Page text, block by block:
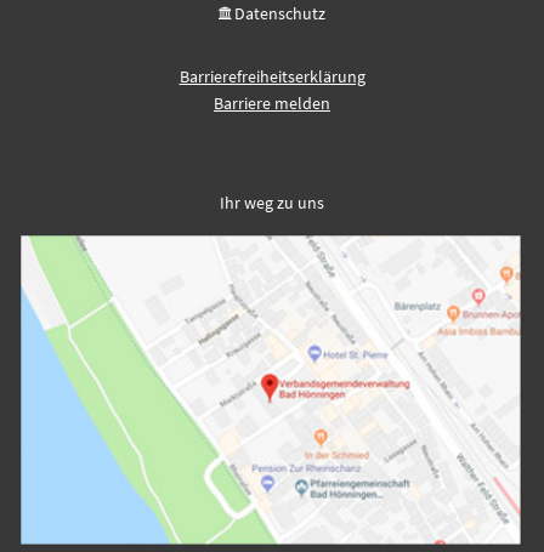
Datenschutz
Barrierefreiheitserklärung
Barriere melden
Ihr weg zu uns